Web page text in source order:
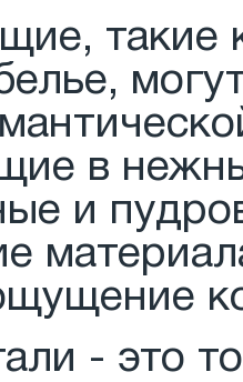
такие
в
и
- это